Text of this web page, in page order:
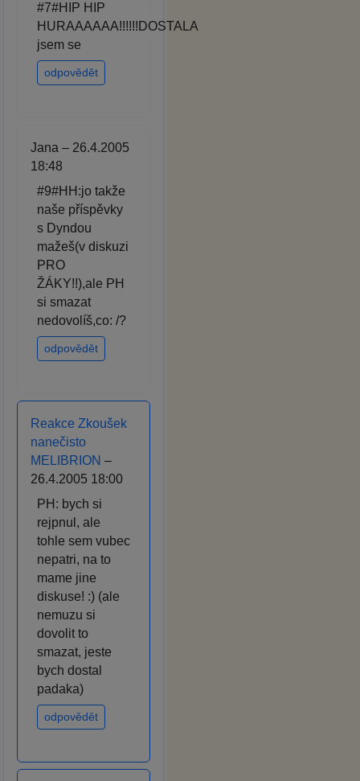
#7#HIP HIP
HURAAAAAA!!!!!!DOSTALA
jsem se
odpovědět
Jana – 26.4.2005
18:48
#9#HH:jo takže
naše příspěvky
s Dyndou
mažeš(v diskuzi
PRO
ŽÁKY!!),ale PH
si smazat
nedovolíš,co: /?
odpovědět
Reakce Zkoušek
nanečisto
MELIBRION –
26.4.2005 18:00
PH: bych si
rejpnul, ale
tohle sem vubec
nepatri, na to
mame jine
diskuse! :) (ale
nemuzu si
dovolit to
smazat, jeste
bych dostal
padaka)
odpovědět